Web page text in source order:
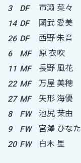
3 DF 市瀬 菜々
14 DF 國武 愛美
26 DF 西野 朱音
6 MF 原 衣吹
11 MF 長野 風花
22 MF 万屋 美穂
27 MF 矢形 海優
8 FW 池尻 茉由
9 FW 宮澤 ひなた
20 FW 白木 星